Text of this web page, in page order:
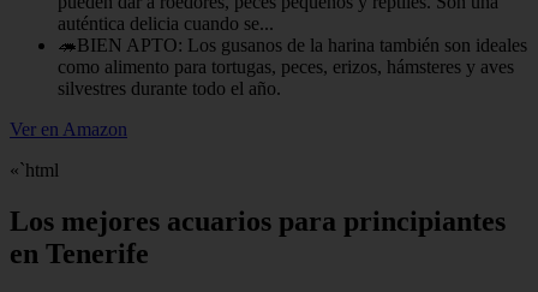
auténtica delicia cuando se...
🦔BIEN APTO: Los gusanos de la harina también son ideales
como alimento para tortugas, peces, erizos, hámsteres y aves
silvestres durante todo el año.
Ver en Amazon
«`html
Los mejores acuarios para principiantes
en Tenerife